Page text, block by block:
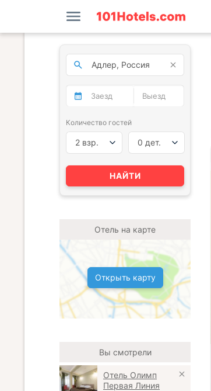
Количество гостей
2 взр. 0 дет.
НАЙТИ
Отель на карте
Открыть карту
Вы смотрели
Отель Олимп
Первая Линия